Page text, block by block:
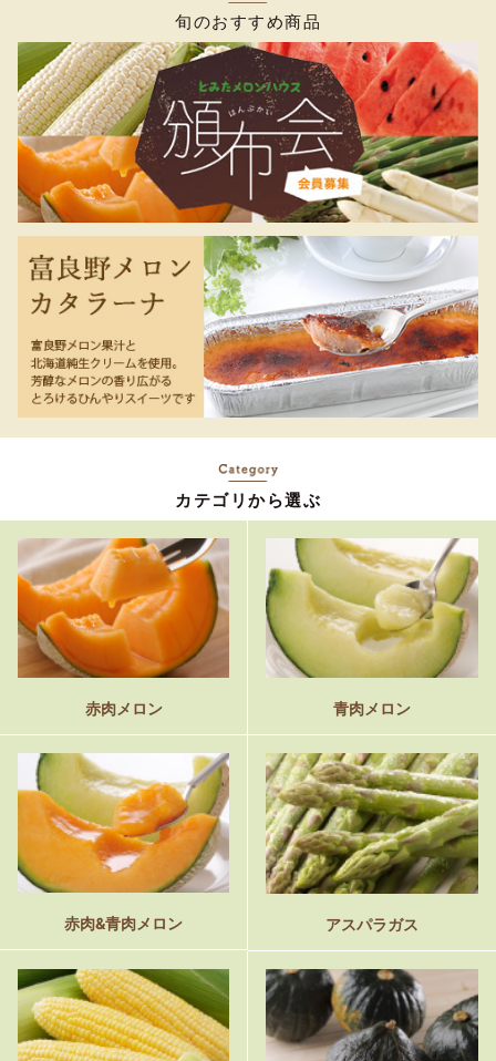
旬のおすすめ商品
カテゴリから選ぶ
赤肉メロン 青肉メロン
赤肉&青肉メロン アスパラガス